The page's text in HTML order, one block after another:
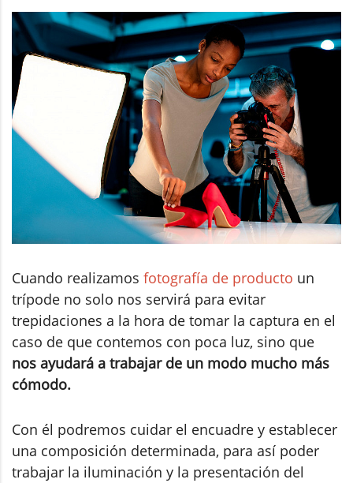
Cuando realizamos fotografía de producto un
trípode no solo nos servirá para evitar
trepidaciones a la hora de tomar la captura en el
caso de que contemos con poca luz, sino que
nos ayudará a trabajar de un modo mucho más
cómodo.
Con él podremos cuidar el encuadre y establecer
una composición determinada, para así poder
trabajar la iluminación y la presentación del